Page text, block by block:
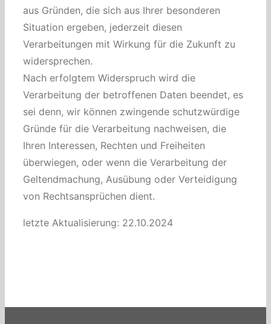
aus Gründen, die sich aus Ihrer besonderen
Situation ergeben, jederzeit diesen
Verarbeitungen mit Wirkung für die Zukunft zu
widersprechen.
Nach erfolgtem Widerspruch wird die
Verarbeitung der betroffenen Daten beendet, es
sei denn, wir können zwingende schutzwürdige
Gründe für die Verarbeitung nachweisen, die
Ihren Interessen, Rechten und Freiheiten
überwiegen, oder wenn die Verarbeitung der
Geltendmachung, Ausübung oder Verteidigung
von Rechtsansprüchen dient.
letzte Aktualisierung: 22.10.2024